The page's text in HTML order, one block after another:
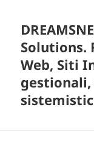
Solutions.
Web, Siti
gestionali,